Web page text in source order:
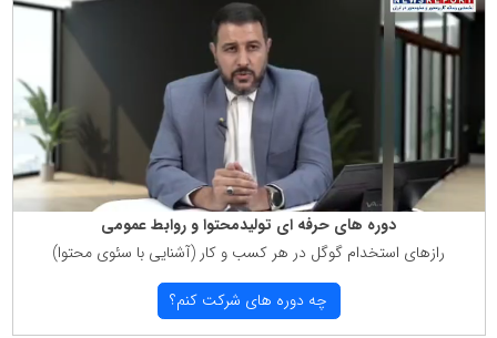
دوره های حرفه ای تولیدمحتوا و روابط عمومی
رازهای استخدام گوگل در هر كسب و كار (آشنایی با سئوی محتوا)
چه دوره های شركت كنم؟